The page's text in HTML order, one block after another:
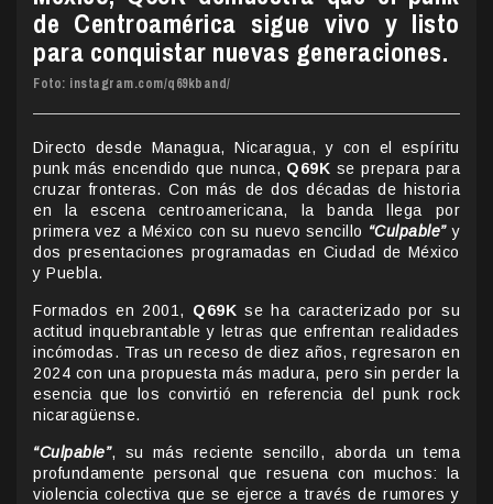
de Centroamérica sigue vivo y listo
para conquistar nuevas generaciones.
Foto: instagram.com/q69kband/
Directo desde Managua, Nicaragua, y con el espíritu
punk más encendido que nunca, Q69K se prepara para
cruzar fronteras. Con más de dos décadas de historia
en la escena centroamericana, la banda llega por
primera vez a México con su nuevo sencillo “Culpable”y
dos presentaciones programadas en Ciudad de México
y Puebla.
Formados en 2001, Q69K se ha caracterizado por su
actitud inquebrantable y letras que enfrentan realidades
incómodas. Tras un receso de diez años, regresaron en
2024 con una propuesta más madura, pero sin perder la
esencia que los convirtió en referencia del punk rock
nicaragüense.
“Culpable”, su más reciente sencillo, aborda un tema
profundamente personal que resuena con muchos: la
violencia colectiva que se ejerce a través de rumores y